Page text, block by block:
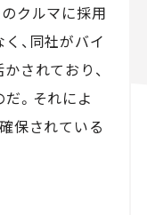
クルマに採用
、同社がバイ
されており、
。それによ
保されている